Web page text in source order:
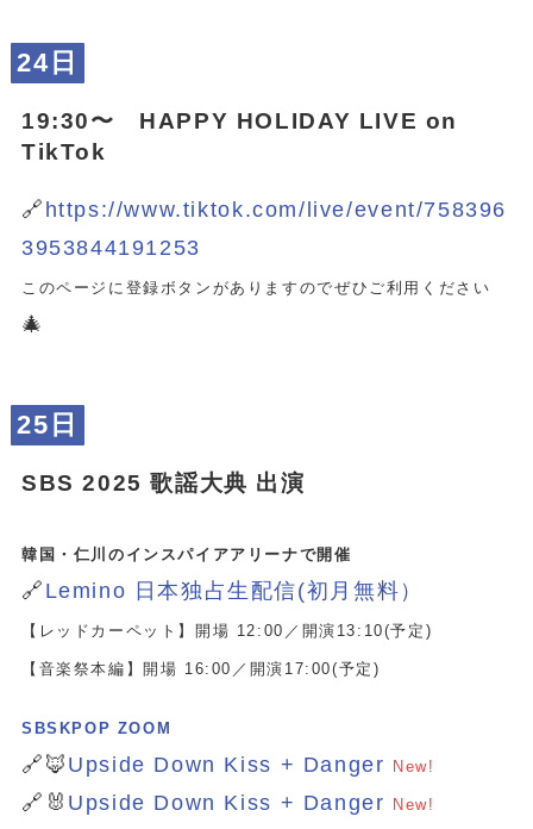
24日
19:30〜 HAPPY HOLIDAY LIVE on
TikTok
🔗 https://www.tiktok.com/live/event/758396
3953844191253
このページに登録ボタンがありますのでぜひご利用ください
🎄
25日
SBS 2025 歌謡大典 出演
韓国・仁川のインスパイアアリーナで開催
🔗 Lemino 日本独占生配信(初月無料）
【レッドカーペット】開場 12:00／開演13:10(予定)
【音楽祭本編】開場 16:00／開演17:00(予定)
SBSKPOP ZOOM
🔗🦊 Upside Down Kiss + Danger New!
🔗🐰 Upside Down Kiss + Danger New!